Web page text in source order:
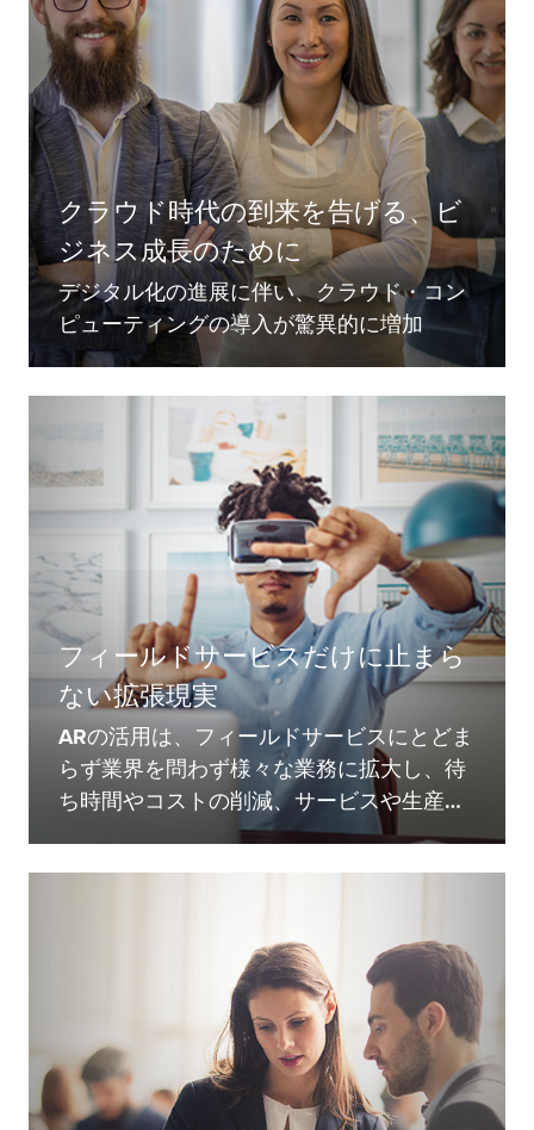
クラウド時代の到来を告げる、ビ
ジネス成長のために
デジタル化の進展に伴い、クラウド・コン
ピューティングの導入が驚異的に増加
フィールドサービスだけに止まら
ない拡張現実
ARの活用は、フィールドサービスにとどま
らず業界を問わず様々な業務に拡大し、待
ち時間やコストの削減、サービスや生産性
の向上につながっています